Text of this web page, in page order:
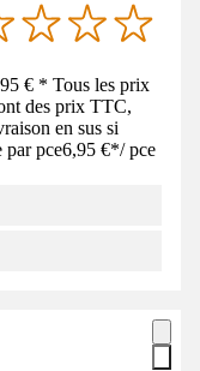
€ * Tous les prix
des prix TTC,
en sus si
par pce6,95 €*/ pce